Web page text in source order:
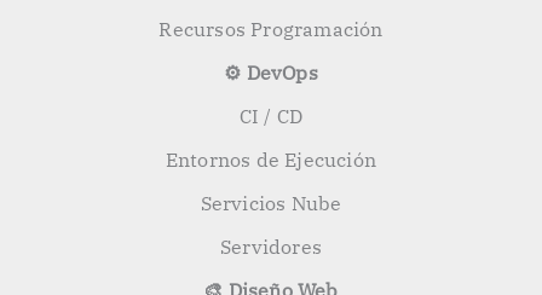
Recursos Programación
⚙️ DevOps
CI / CD
Entornos de Ejecución
Servicios Nube
Servidores